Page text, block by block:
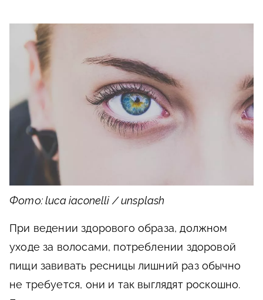
Фото: luca iaconelli / unsplash
При ведении здорового образа, должном
уходе за волосами, потреблении здоровой
пищи завивать ресницы лишний раз обычно
не требуется, они и так выглядят роскошно.